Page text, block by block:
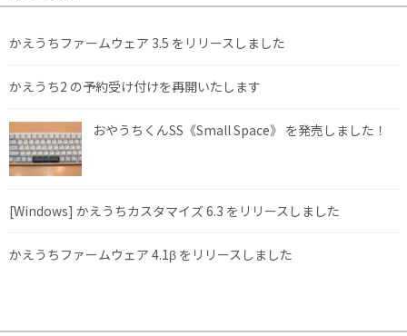
かえうちファームウェア 3.5 をリリースしました
かえうち2 の予約受け付けを再開いたします
おやうちくんSS《Small Space》 を発売しました！
[Windows] かえうちカスタマイズ 6.3 をリリースしました
かえうちファームウェア 4.1β をリリースしました